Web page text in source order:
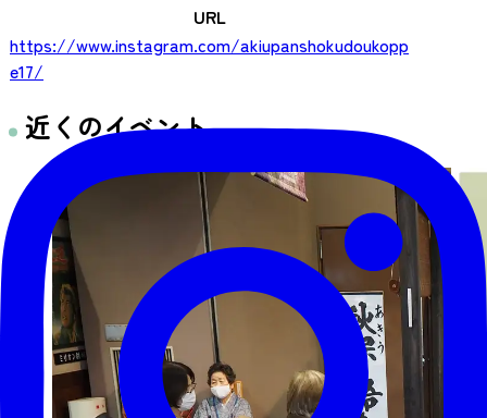
URL
https://www.instagram.com/akiupanshokudoukopp
e17/
近くのイベント